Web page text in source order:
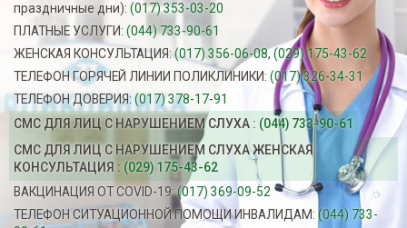
праздничные дни): (017) 353-03-20
ПЛАТНЫЕ УСЛУГИ: (044) 733-90-61
ЖЕНСКАЯ КОНСУЛЬТАЦИЯ:(017) 356-06-08, (029) 175-43-62
ТЕЛЕФОН ГОРЯЧЕЙ ЛИНИИ ПОЛИКЛИНИКИ: (017) 326-34-31
ТЕЛЕФОН ДОВЕРИЯ:(017) 378-17-91
СМС ДЛЯ ЛИЦ С НАРУШЕНИЕМ СЛУХА : (044) 733-90-61
СМС ДЛЯ ЛИЦ С НАРУШЕНИЕМ СЛУХА ЖЕНСКАЯ
КОНСУЛЬТАЦИЯ : (029) 175-43-62
ВАКЦИНАЦИЯ ОТ COVID-19:(017) 369-09-52
ТЕЛЕФОН СИТУАЦИОННОЙ ПОМОЩИ ИНВАЛИДАМ: (044) 733-